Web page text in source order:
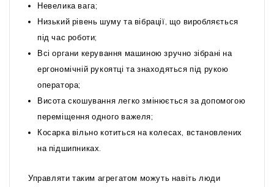
Невелика вага;
Низький рівень шуму та вібрації, що виробляється
під час роботи;
Всі органи керування машиною зручно зібрані на
ергономічній рукоятці та знаходяться під рукою
оператора;
Висота скошування легко змінюється за допомогою
переміщення одного важеля;
Косарка вільно котиться на колесах, встановлених
на підшипниках.
Управляти таким агрегатом можуть навіть люди